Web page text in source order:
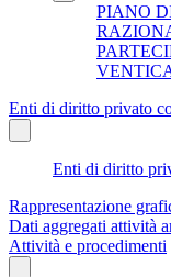
PIANO
Enti di diritto privato
Enti di diritto
Rappresentazione
Dati aggregati attività
Attività e procedimenti